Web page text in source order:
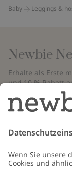
Baby Leggings &
Newbie
Erhalte als Erste
und 10 % Rabatt
*Gilt nur für deine
oder Angeboten
überprüfe deinen